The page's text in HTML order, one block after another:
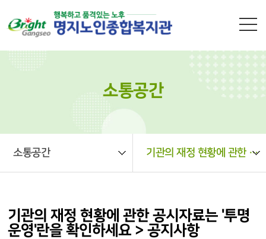
소통공간
소통공간 기관의 재정 현황에 관한 공시자료는 '투명운영'란을 확인하세요 > 공지사항
기관의 재정 현황에 관한 공시자료는 '투명
운영'란을 확인하세요 > 공지사항